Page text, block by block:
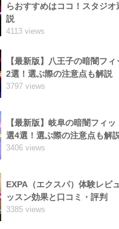
らおすすめはココ！スタジ
説
4113 views
【最新版】八王子の暗闇フ
2選！選ぶ際の注意点も解説
3797 views
【最新版】岐阜の暗闇フィ
選4選！選ぶ際の注意点も解
3406 views
EXPA（エクスパ）体験レビ
ッスン効果と口コミ・評判
3385 views